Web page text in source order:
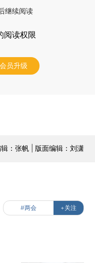
继续阅读
阅读权限
员升级
：张帆 | 版面编辑：刘潇
#两会 +关注